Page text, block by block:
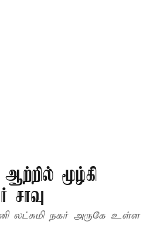
மூழ்கி
சாவு
லட்சுமி நகர் அருகே உள்ள